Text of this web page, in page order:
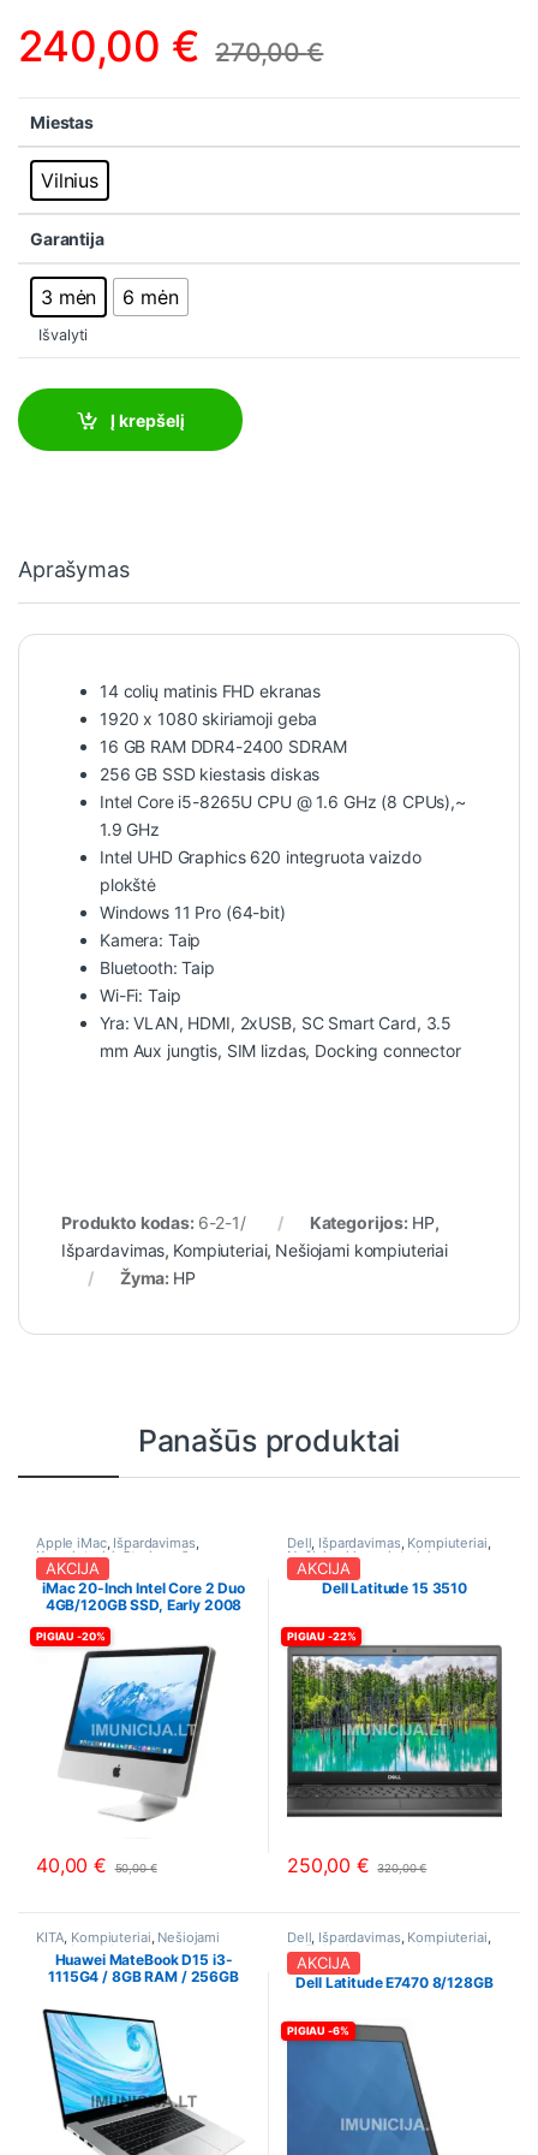
240,00 € 270,00€
Miestas
Vilnius
Garantija
3 mėn 6 mėn
Išvalyti
Į krepšelį
Aprašymas
14 colių matinis FHD ekranas
1920 x 1080 skiriamoji geba
16 GB RAM DDR4-2400 SDRAM
256 GB SSD kiestasis diskas
Intel Core i5-8265U CPU @ 1.6 GHz (8 CPUs),~
1.9 GHz
Intel UHD Graphics 620 integruota vaizdo
plokštė
Windows 11 Pro (64-bit)
Kamera: Taip
Bluetooth: Taip
Wi-Fi: Taip
Yra: VLAN, HDMI, 2xUSB, SC Smart Card, 3.5
mm Aux jungtis, SIM lizdas, Docking connector
Produkto kodas: 6-2-1/ Kategorijos: HP,
Išpardavimas, Kompiuteriai, Nešiojami kompiuteriai
Žyma: HP
Panašūs produktai
PIGIAU -20%
Apple iMac, Išpardavimas,
Kompiuteriai Stacionarūs
kompiuteriai
AKCIJA
iMac 20-Inch Intel Core 2 Duo
4GB/120GB SSD, Early 2008
40,00€ 50,00€
PIGIAU -22%
Dell, Išpardavimas, Kompiuteriai,
Nešiojami kompiuteriai
AKCIJA
Dell Latitude 15 3510
250,00€ 320,00€
KITA, Kompiuteriai, Nešiojami
kompiuteriai
Huawei MateBook D15 i3-
1115G4 / 8GB RAM / 256GB
PIGIAU -6%
Dell, Išpardavimas, Kompiuteriai,
Nešiojami kompiuteriai
AKCIJA
Dell Latitude E7470 8/128GB